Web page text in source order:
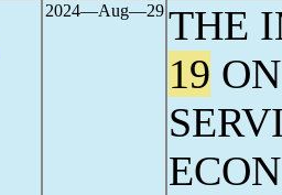
2024―Aug―29 THE
19